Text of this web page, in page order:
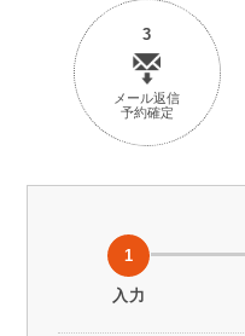
3
メール返信
予約確定
1
入力